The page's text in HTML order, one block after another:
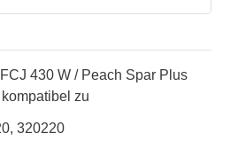
430 W / Peach Spar Plus
zu
320220